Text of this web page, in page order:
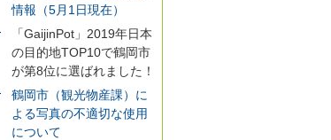
情報（5月1日現在）
「GaijinPot」2019年日本
の目的地TOP10で鶴岡市
が第8位に選ばれました！
鶴岡市（観光物産課）に
よる写真の不適切な使用
について